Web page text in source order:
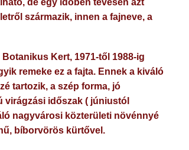
de egy időben tévesen azt
származik, innen a fajneve, a
Kert, 1971-től 1988-ig
remeke ez a fajta. Ennek a kiváló
tartozik, a szép forma, jó
virágzási időszak ( júniustól
nagyvárosi közterületi növénnyé
bíborvörös kürtővel.